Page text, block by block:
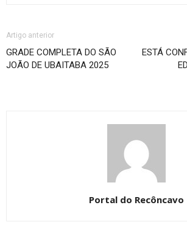
Artigo anterior
GRADE COMPLETA DO SÃO
JOÃO DE UBAITABA 2025
ESTÁ
Portal do Recôncavo